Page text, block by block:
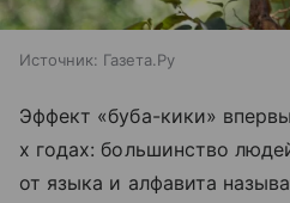
Источник: Газета.Ру
Эффект «буба-кики»
х годах: большинство
от языка и алфавита